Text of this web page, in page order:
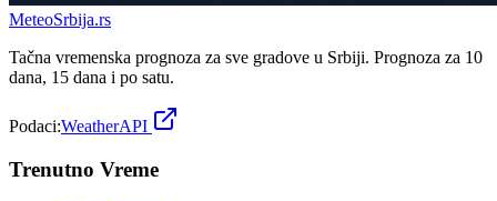
MeteoSrbija.rs
Tačna vremenska prognoza za sve gradove u Srbiji. Prognoza za 10
dana, 15 dana i po satu.
Podaci:WeatherAPI
Trenutno Vreme